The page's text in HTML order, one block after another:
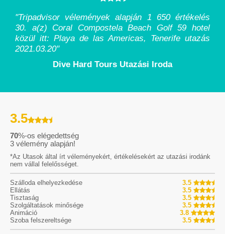
"Tripadvisor vélemények alapján 1 650 értékelés
30. a(z) Coral Compostela Beach Golf 59 hotel
közül itt: Playa de las Americas, Tenerife utazás
2021.03.20"
Dive Hard Tours Utazási Iroda
3.5
70%-os elégedettség
3 vélemény alapján!
*Az Utasok által írt véleményekért, értékelésekért az utazási irodánk
nem vállal felelősséget.
Szálloda elhelyezkedése
3.5
Ellátás
3.5
Tisztaság
3.5
Szolgáltatások minősége
3.5
Animáció
3.8
Szoba felszereltsége
3.5